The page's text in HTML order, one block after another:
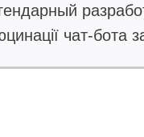
чат-бота